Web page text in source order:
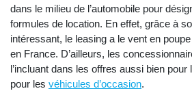
dans le milieu de l’automobile pour
formules de location. En effet, grâce à
intéressant, le leasing a le vent en
en France. D’ailleurs, les
l’incluant dans les offres aussi bien pour
pour les véhicules d’occasion.